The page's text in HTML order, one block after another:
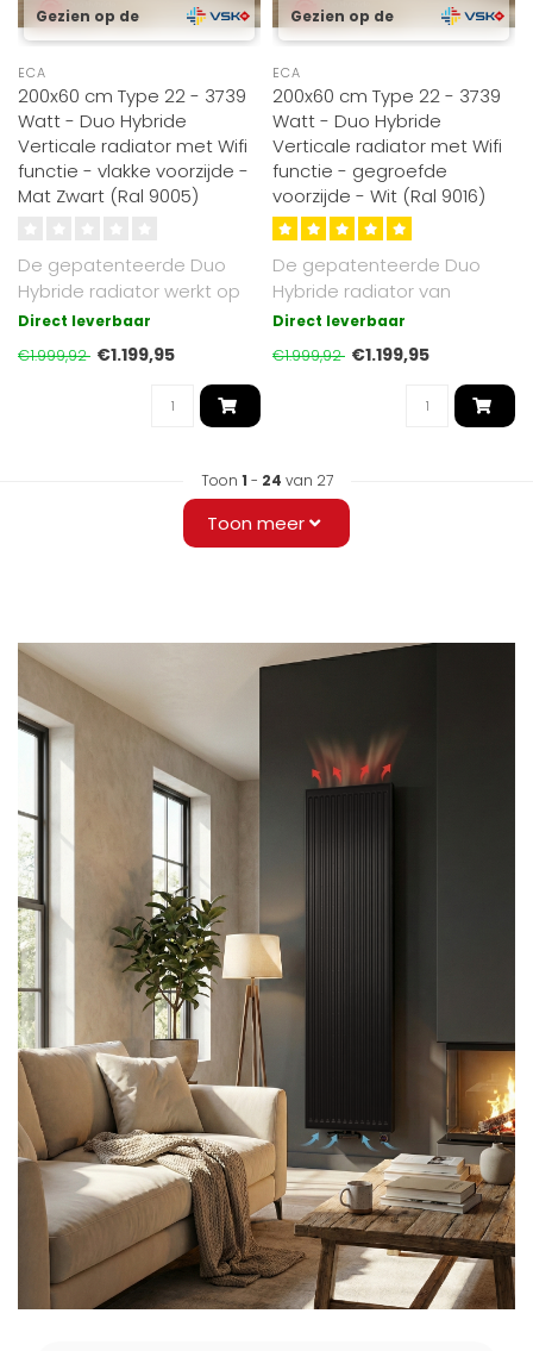
Gezien op de
ECA
200x60 cm Type 22 - 3739
Watt - Duo Hybride
Verticale radiator met Wifi
functie - vlakke voorzijde -
Mat Zwart (Ral 9005)
De gepatenteerde Duo
Hybride radiator werkt op
cv of elektrisch. Mat Zwart
Direct leverbaar
€1.999,92 €1.199,95
Gezien op de
ECA
200x60 cm Type 22 - 3739
Watt - Duo Hybride
Verticale radiator met Wifi
functie - gegroefde
voorzijde - Wit (Ral 9016)
De gepatenteerde Duo
Hybride radiator van
Radiator-Outlet werkt
zowel op cv (gas..
Direct leverbaar
€1.999,92 €1.199,95
Toon 1 - 24 van 27
Toon meer